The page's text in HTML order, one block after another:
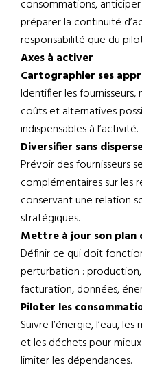
consommations,
préparer la continuité
responsabilité que du
Axes à activer
Cartographier ses
Identifier les fournisseurs,
coûts et alternatives
indispensables à l’activité.
Diversifier sans
Prévoir des fournisseurs
complémentaires sur les
conservant une relation
stratégiques.
Mettre à jour son
Définir ce qui doit
perturbation :
facturation, données,
Piloter les
Suivre l’énergie, l’eau,
et les déchets pour
limiter les dépendances.